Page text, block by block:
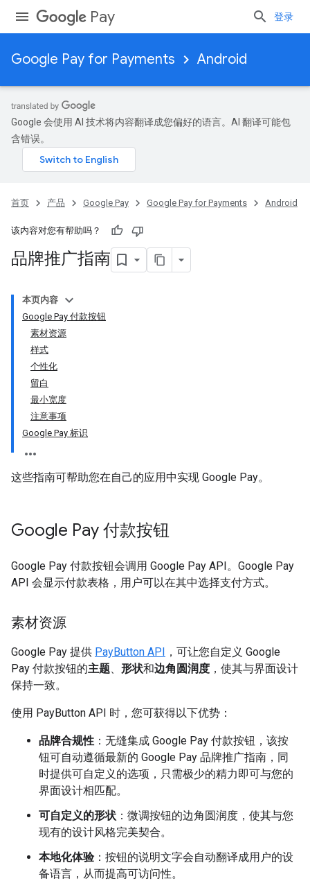
Pay 登录
Google Pay for Payments Android
Google 会使用 AI 技术将内容翻译成您偏好的语言。AI 翻译可能包
含错误。
首页 产品 Google Pay Google Pay for Payments Android
该内容对您有帮助吗？
品牌推广指南
本页内容
Google Pay 付款按钮
素材资源
样式
个性化
留白
最小宽度
注意事项
Google Pay 标识
这些指南可帮助您在自己的应用中实现 Google Pay。
Google Pay 付款按钮
Google Pay 付款按钮会调用 Google Pay API。Google Pay
API 会显示付款表格，用户可以在其中选择支付方式。
素材资源
Google Pay 提供 PayButton API ，可让您自定义 Google
Pay 付款按钮的主题、 形状和边角圆润度 ，使其与界面设计
保持一致。
使用 PayButton API 时，您可获得以下优势：
品牌合规性 ：无缝集成 Google Pay 付款按钮，该按
钮可自动遵循最新的 Google Pay 品牌推广指南，同
时提供可自定义的选项，只需极少的精力即可与您的
界面设计相匹配。
可自定义的形状 ：微调按钮的边角圆润度，使其与您
现有的设计风格完美契合。
本地化体验：按钮的说明文字会自动翻译成用户的设
备语言，从而提高可访问性。